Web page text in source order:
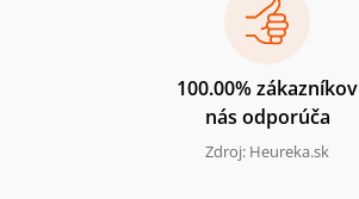
100.00% zákazníkov
nás odporúča
Zdroj: Heureka.sk